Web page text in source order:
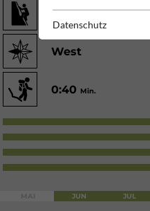
50Hm/ 350Hm
0:15 Min. / 1:35
West
0:40 Min.
JUN JUL
Datenschutz